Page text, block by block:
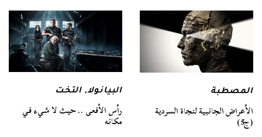
المصطبة
الأعراض الجانبية لنجاة السردية
(ج5)
البيانولا,التخت
رأس الأفعى .. حيث لا شيء في
مكانه